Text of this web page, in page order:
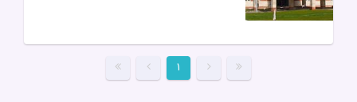
۱